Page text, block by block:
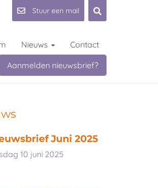
Stuur een mail
Nieuws Contact
Aanmelden nieuwsbrief?
Juni 2025
10 juni 2025